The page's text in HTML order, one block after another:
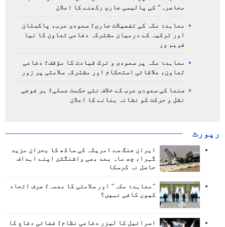
محاصرہ" کی پالیسی جاری رکھنے کا اعلان
معاہدۂ مکہ کی تفصیلات جاری؛ سعودی عرب، پاکستان
اور ترکیہ کے درمیان مشترکہ دفاعی تعاون کا نیا
فریم ور
معاہدۂ مکہ پر سعودی و ترک قیادت کا مؤقف؛ دفاعی
تعاون، علاقائی استحکام اور مشترکہ سلامتی پر زور
صنعا کی سعودی عرب کے خلاف نئی حکمت عملی؛ ہر فوجی
نقل و حرکت کو نشانہ بنانے کا اعلان
رپورٹ
ایران جنگ سے امریکہ کی ساکھ کا بحران مزید
گہرا، چھ ماہ بعد بھی واشنگٹن اپنے اہداف
حاصل نہ کرسکا
"معاہدۂ مکہ" اور سلامتی کا معمہ؛ صرف اتحاد
کیوں کافی نہیں؟
اسرائیل کا لیزر دفاعی نظام؛ فضائی دفاع کا